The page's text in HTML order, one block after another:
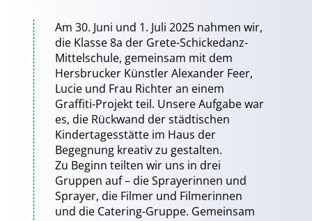
Am 30. Juni und 1. Juli 2025 nahmen wir,
die Klasse 8a der Grete-Schickedanz-
Mittelschule, gemeinsam mit dem
Hersbrucker Künstler Alexander Feer,
Lucie und Frau Richter an einem
Graffiti-Projekt teil. Unsere Aufgabe war
es, die Rückwand der städtischen
Kindertagesstätte im Haus der
Begegnung kreativ zu gestalten.
Zu Beginn teilten wir uns in drei
Gruppen auf – die Sprayerinnen und
Sprayer, die Filmer und Filmerinnen
und die Catering-Gruppe. Gemeinsam